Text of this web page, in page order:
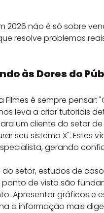
2026 não é só sobre
resolve problemas
às Dores do
é sempre pensar:
leva a criar tutoriais
um cliente do setor
seu sistema X". Estes
gerando
do setor, estudos de
de vista são
Apresentar gráficos e
a informação mais